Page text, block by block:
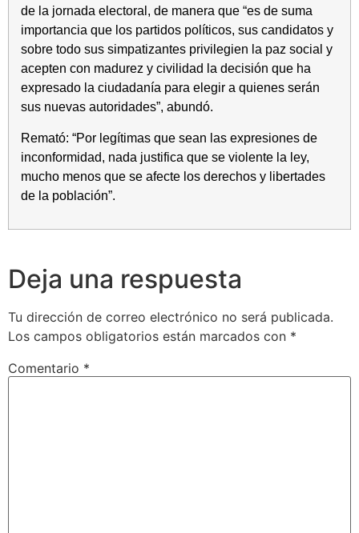
de la jornada electoral, de manera que “es de suma
importancia que los partidos políticos, sus candidatos y
sobre todo sus simpatizantes privilegien la paz social y
acepten con madurez y civilidad la decisión que ha
expresado la ciudadanía para elegir a quienes serán
sus nuevas autoridades”, abundó.
Remató: “Por legítimas que sean las expresiones de
inconformidad, nada justifica que se violente la ley,
mucho menos que se afecte los derechos y libertades
de la población”.
Deja una respuesta
Tu dirección de correo electrónico no será publicada.
Los campos obligatorios están marcados con *
Comentario *